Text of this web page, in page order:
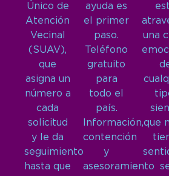
Único de
Atención
Vecinal
(SUAV),
que
asigna un
número a
cada
solicitud
y le da
seguimiento
hasta que
ayuda es
el primer
paso.
Teléfono
gratuito
para
todo el
país.
Información,
contención
y
asesoramiento
una
que